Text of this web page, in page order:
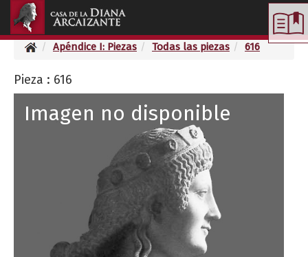
Apéndice I: Piezas Todas las piezas 616
Pieza : 616
Imagen no disponible